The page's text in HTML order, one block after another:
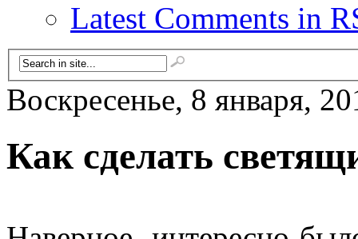
Latest Comments in
Воскресенье, 8 января,
Как сделать